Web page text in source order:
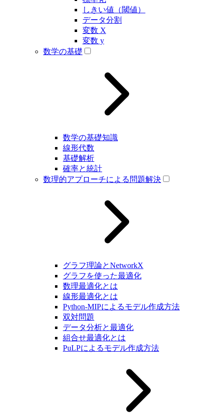
しきい値（閾値）
データ分割
変数 X
変数 y
数学の基礎
数学の基礎知識
線形代数
基礎解析
確率と統計
数理的アプローチによる問題解決
グラフ理論とNetworkX
グラフを使った最適化
数理最適化とは
線形最適化とは
Python-MIPによるモデル作成方法
双対問題
データ分析と最適化
組合せ最適化とは
PuLPによるモデル作成方法